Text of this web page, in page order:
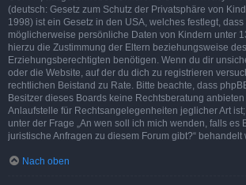
(deutsch: Gesetz zum Schutz der Privatsphäre von
1998) ist ein Gesetz in den USA, welches festlegt, dass
möglicherweise persönliche Daten von Kindern unter
hierzu die Zustimmung der Eltern beziehungsweise
Erziehungsberechtigten benötigen. Wenn du dir
oder die Website, auf der du dich zu registrieren
rechtlichen Beistand zu Rate. Bitte beachte, dass
Besitzer dieses Boards keine Rechtsberatung
Anlaufstelle für Rechtsangelegenheiten jeglicher Art
unter der Frage „An wen soll ich mich wenden, falls es
juristische Anfragen zu diesem Forum gibt?“ behandelt
Nach oben